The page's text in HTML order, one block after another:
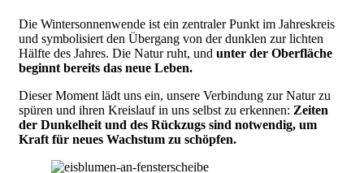
Die Wintersonnenwende ist ein zentraler Punkt im Jahreskreis
und symbolisiert den Übergang von der dunklen zur lichten
Hälfte des Jahres. Die Natur ruht, und unter der Oberfläche
beginnt bereits das neue Leben.
Dieser Moment lädt uns ein, unsere Verbindung zur Natur zu
spüren und ihren Kreislauf in uns selbst zu erkennen: Zeiten
der Dunkelheit und des Rückzugs sind notwendig, um
Kraft für neues Wachstum zu schöpfen.